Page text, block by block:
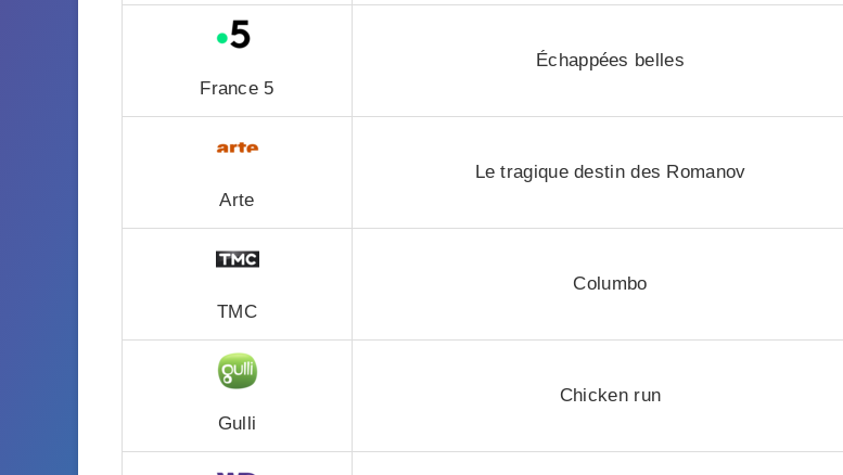
France 5
Échappées belles
Arte
Le tragique destin des Romanov
TMC
Columbo
Gulli
Chicken run